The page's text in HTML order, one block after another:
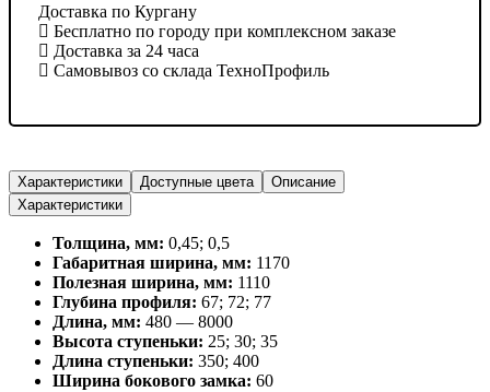
Доставка по Кургану
Бесплатно по городу при комплексном заказе
Доставка за 24 часа
Самовывоз со склада ТехноПрофиль
Характеристики Доступные цвета
Описание
Характеристики
Толщина, мм: 0,45; 0,5
Габаритная ширина, мм: 1170
Полезная ширина, мм: 1110
Глубина профиля: 67; 72; 77
Длина, мм: 480 — 8000
Высота ступеньки: 25; 30; 35
Длина ступеньки: 350; 400
Ширина бокового замка: 60